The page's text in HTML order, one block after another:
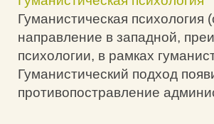
Гуманистическая
направление в западной,
психологии, в рамках
Гуманистический подход
противопостравление